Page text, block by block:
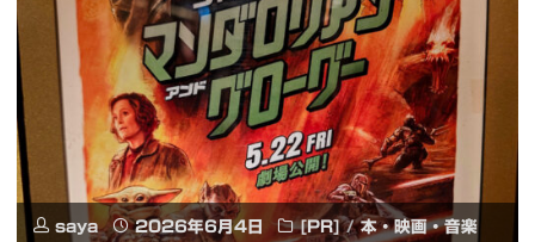
ブ
#
高
木
神
フ
1500
人
笑
わ
saya 2026年6月4日 [PR] / 本・映画・音楽